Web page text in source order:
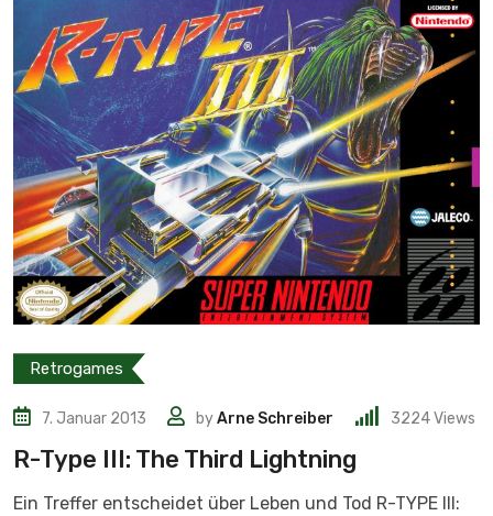
Retrogames
7. Januar 2013 byArne Schreiber 3224Views
R-Type III: The Third Lightning
Ein Treffer entscheidet über Leben und Tod R-TYPE III: